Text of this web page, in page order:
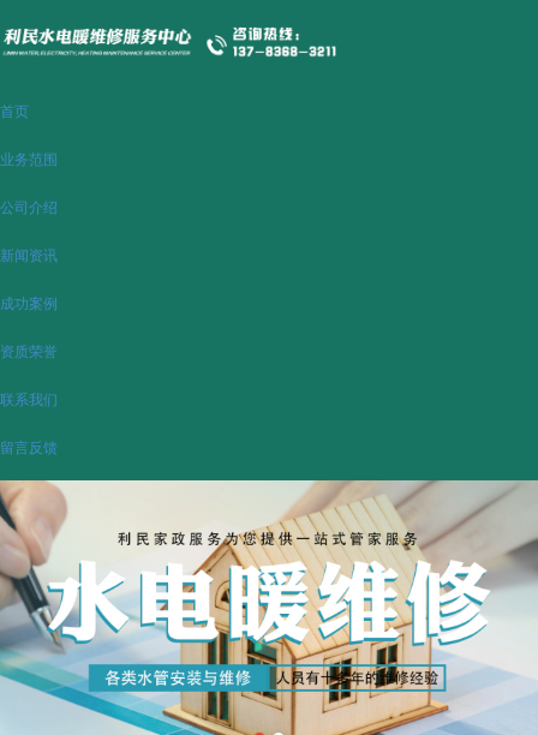
首页
业务范围
公司介绍
新闻资讯
成功案例
资质荣誉
联系我们
留言反馈